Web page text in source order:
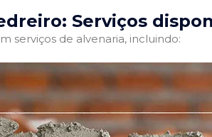
Serviços
serviços de alvenaria, incluindo: